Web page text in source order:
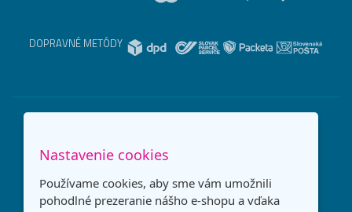
DOPRAVNÉ METÓDY
Nastavenie cookies
Používame cookies, aby sme vám umožnili
pohodlné prezeranie nášho e-shopu a vďaka